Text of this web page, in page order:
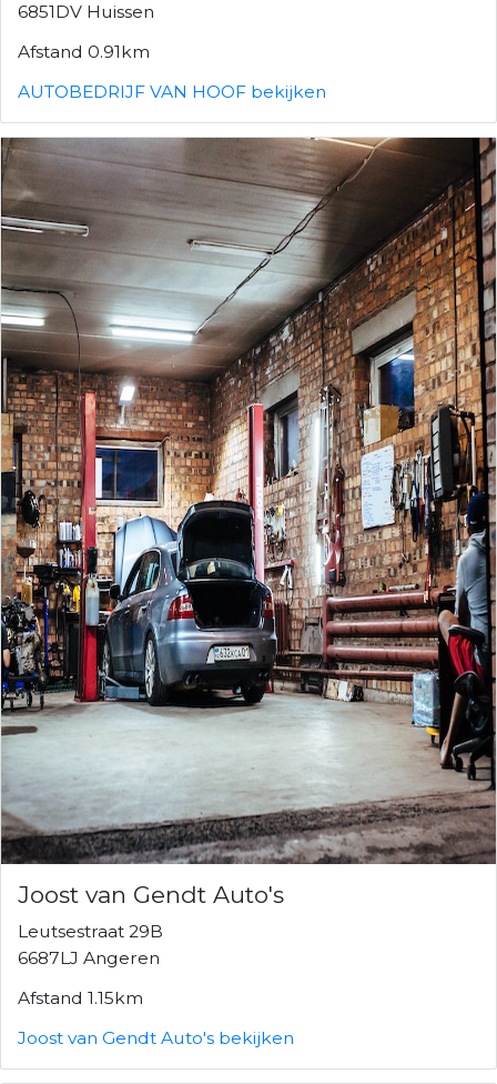
6851DV Huissen
Afstand 0.91km
AUTOBEDRIJF VAN HOOF bekijken
Joost van Gendt Auto's
Leutsestraat 29B
6687LJ Angeren
Afstand 1.15km
Joost van Gendt Auto's bekijken